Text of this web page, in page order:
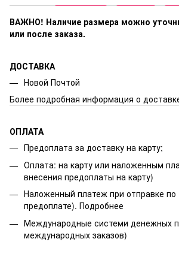
ВАЖНО! Наличие размера можно
или после заказа.
ДОСТАВКА
Новой Почтой
Более подробная информация о
ОПЛАТА
Предоплата за доставку на карту;
Оплата: на карту или наложенным
внесения предоплаты на карту)
Наложенный платеж при отправке по
предоплате). Подробнее
Международные системи денежных
международных заказов)